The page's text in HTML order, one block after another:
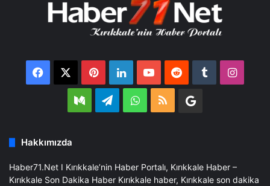
Facebook PinterestLinkedInYouTubeReddit Tumblr
MediumTelegramWhatsApp
RSS
Google
Hakkımızda
Haber71.Net I Kırıkkale’nin Haber Portalı, Kırıkkale Haber –
Kırıkkale Son Dakika Haber Kırıkkale haber, Kırıkkale son dakika